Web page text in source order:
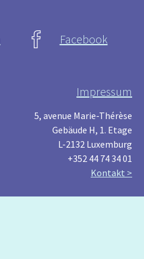
Facebook
Impressum
5, avenue Marie-Thérèse
Gebäude H, 1. Etage
L-2132 Luxemburg
+352 44 74 34 01
Kontakt >